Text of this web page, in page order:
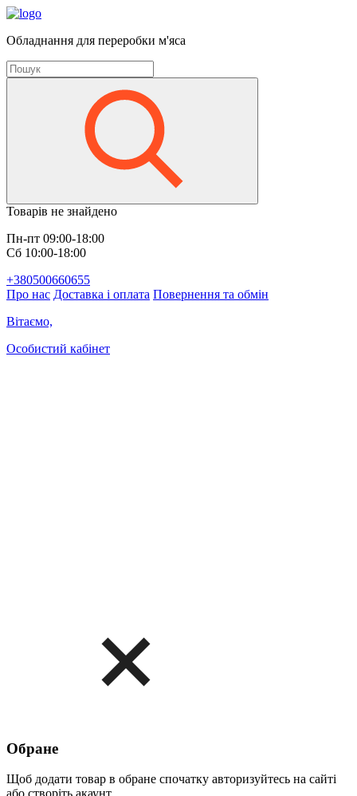
Обладнання для переробки м'яса
Товарів не знайдено
Пн-пт 09:00-18:00
Сб 10:00-18:00
+380500660655
Про нас Доставка і оплата Повернення та обмін
Вітаємо,
Особистий кабінет
Обране
Щоб додати товар в обране спочатку авторизуйтесь на сайті